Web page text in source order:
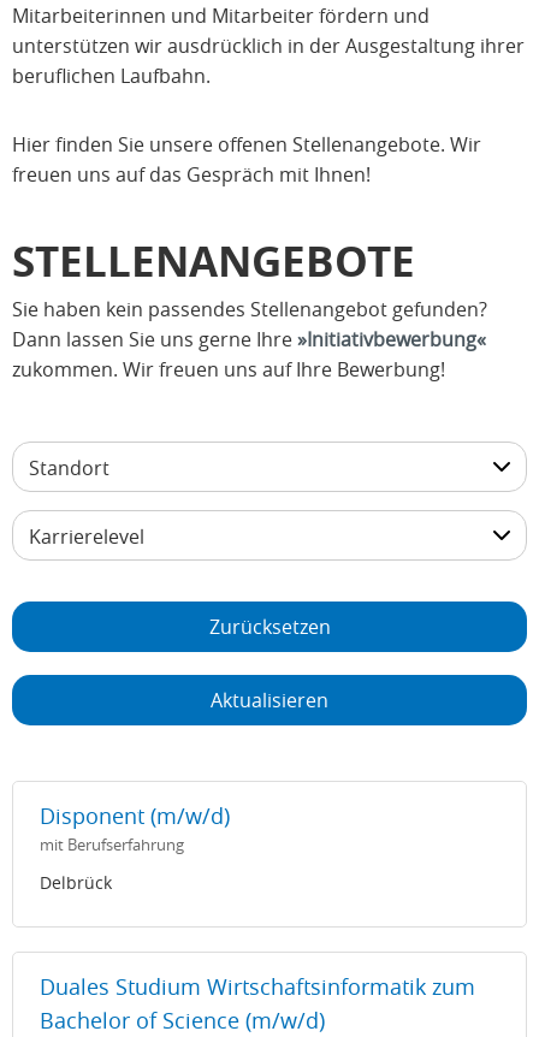
Mitarbeiterinnen und Mitarbeiter fördern und
unterstützen wir ausdrücklich in der Ausgestaltung ihrer
beruflichen Laufbahn.
Hier finden Sie unsere offenen Stellenangebote. Wir
freuen uns auf das Gespräch mit Ihnen!
STELLENANGEBOTE
Sie haben kein passendes Stellenangebot gefunden?
Dann lassen Sie uns gerne Ihre Initiativbewerbung
zukommen. Wir freuen uns auf Ihre Bewerbung!
Standort
Karrierelevel
Zurücksetzen
Aktualisieren
Disponent (m/w/d)
mit Berufserfahrung
Delbrück
Duales Studium Wirtschaftsinformatik zum
Bachelor of Science (m/w/d)